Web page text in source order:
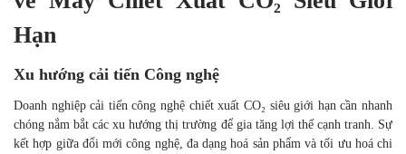
về Máy Chiết Xuất CO₂ Siêu Giới
Hạn
Doanh nghiệp cải tiến công nghệ chiết xuất CO₂ siêu giới hạn cần
nhanh chóng nắm bắt các xu hướng thị trường để gia tăng lợi thế